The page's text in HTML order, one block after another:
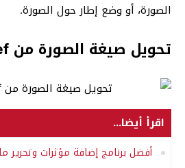
الصورة، أو وضع إطار حول الصورة.
تحويل صيغة الصورة من nef إلى jpg
اقرأ أيضا...
أفضل برنامج إضافة مؤثرات وتحرير ملفات